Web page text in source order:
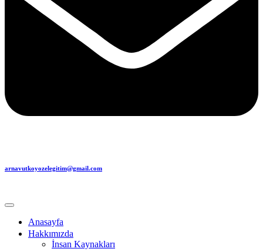
arnavutkoyozelegitim@gmail.com
Anasayfa
Hakkımızda
İnsan Kaynakları